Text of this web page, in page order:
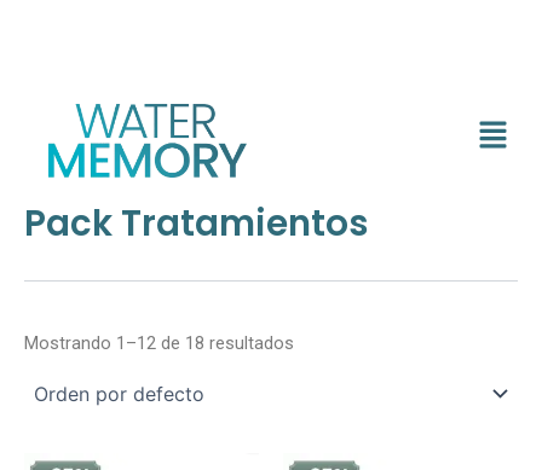
Menú
Pack Tratamientos
Mostrando 1–12 de 18 resultados